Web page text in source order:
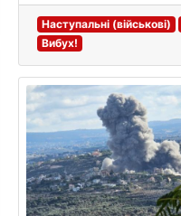
Наступальні (військові)
Вибух!